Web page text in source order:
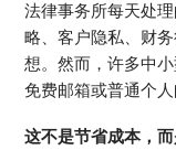
法律事务所每天处
略、客户隐私、财
想。然而，许多中
免费邮箱或普通个
这不是节省成本，而